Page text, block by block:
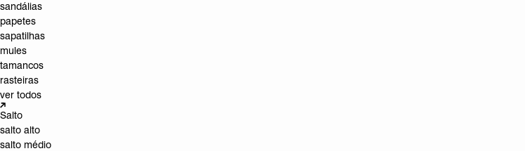
sandálias
papetes
sapatilhas
mules
tamancos
rasteiras
ver todos
Salto
salto alto
salto médio